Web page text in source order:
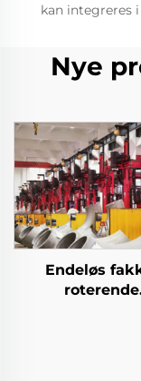
kan integreres
Nye
Endeløs
roterende